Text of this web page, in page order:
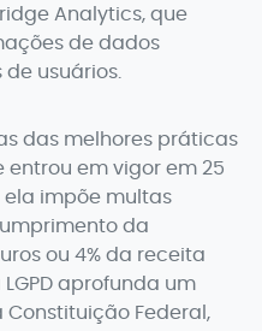
Analytics, que
de dados
usuários.
das melhores práticas
entrou em vigor em 25
ela impõe multas
da
ou 4% da receita
aprofunda um
Federal,